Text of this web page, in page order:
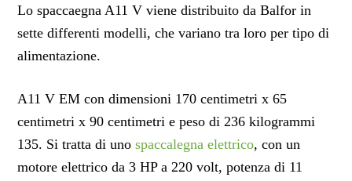
Lo spaccaegna A11 V viene distribuito da Balfor in
sette differenti modelli, che variano tra loro per tipo di
alimentazione.
A11 V EM con dimensioni 170 centimetri x 65
centimetri x 90 centimetri e peso di 236 kilogrammi
135. Si tratta di unospaccalegna elettrico, con un
motore elettrico da 3 HP a 220 volt, potenza di 11